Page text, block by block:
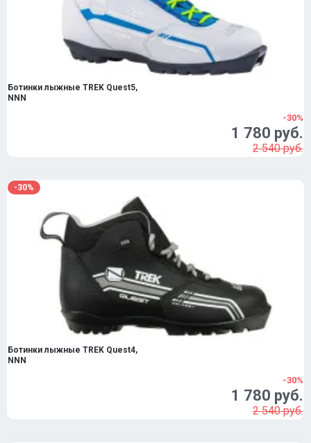
Ботинки лыжные TREK Quest5,
NNN
-30%
1 780 руб.
2 540 руб.
-30%
Ботинки лыжные TREK Quest4,
NNN
-30%
1 780 руб.
2 540 руб.